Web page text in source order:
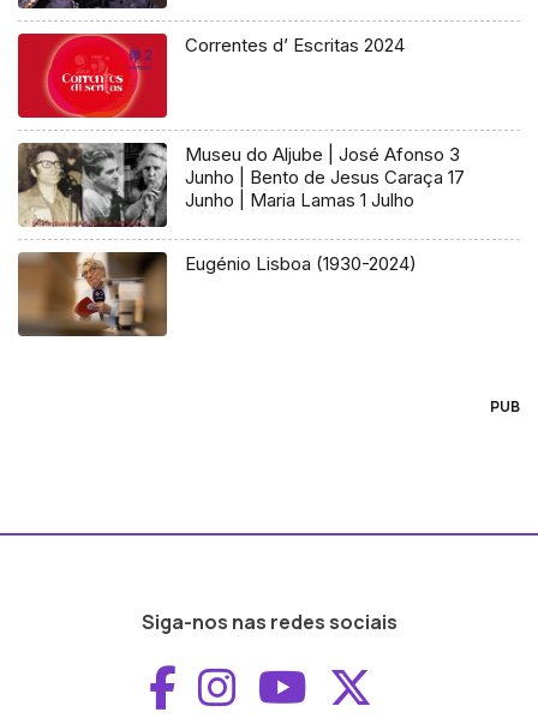
Correntes d’ Escritas 2024
Museu do Aljube | José Afonso 3
Junho | Bento de Jesus Caraça 17
Junho | Maria Lamas 1 Julho
Eugénio Lisboa (1930-2024)
PUB
Siga-nos nas redes sociais
Aceder ao
Aceder ao
Aceder ao